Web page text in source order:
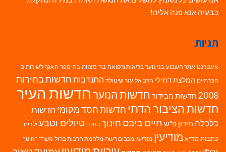
בבעיה אנא פנה אלינו!
תגיות
אינטרנט אתר השבוע בני נוער בריאות ורפואה בר מצווה בתי ספר האגף לשירותים
חברתיים המלצת דתילי הרב אליעזר שינוולד התנדבות חדשות בחירות
2008 חדשות הבידור חדשות הנוערחדשות העיר
חדשות הציבור הדתי חדשות חסד מקומי חדשות
כלכלה חידון פ"ש חיים ביבסחינוך חנוכה טיולים וטבע ילדים
כתבות מד"א מודיעין מודיעין מכבים רעות מלחמת חרבות ברזל משרד החינוך